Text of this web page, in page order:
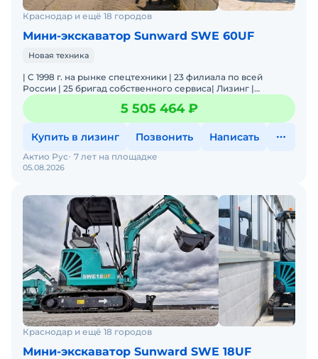
Краснодар и ещё 18 городов
Мини-экскаватор Sunward SWE 60UF
Новая техника
| C 1998 г. на рынке спецтехники | 23 филиала по всей
России | 25 бригад собственного сервиса| Лизинг |
Оригинальные запчасти | Цена/Качество | Акции и скидки |
5 505 464 ₽
Купить в лизинг Позвонить Написать
05.08.2026
Актио Рус 7 лет на площадке
Краснодар и ещё 18 городов
Мини-экскаватор Sunward SWE 18UF